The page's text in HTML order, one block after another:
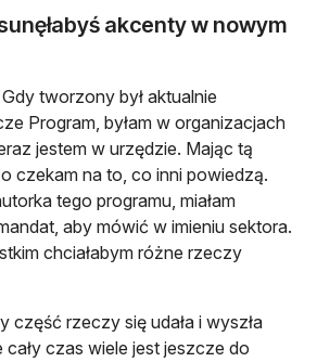
akcenty w nowym
tworzony był aktualnie
Program, byłam w organizacjach
jestem w urzędzie. Mając tą
czekam na to, co inni powiedzą.
tego programu, miałam
aby mówić w imieniu sektora.
chciałabym różne rzeczy
część rzeczy się udała i wyszła
czas wiele jest jeszcze do